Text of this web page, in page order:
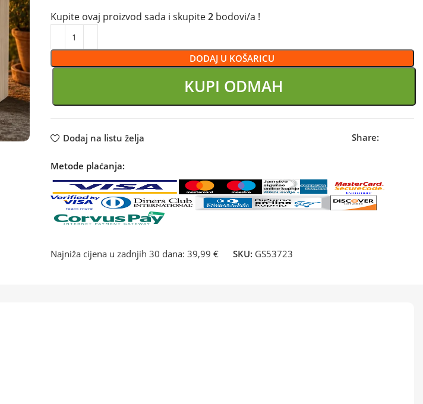
Kupite ovaj proizvod sada i skupite2bodovi/a !
DODAJ U KOŠARICU
KUPI ODMAH
Dodaj na listu želja Share:
Metode plaćanja:
Najniža cijena u zadnjih 30 dana: 39,99 € SKU: GS53723